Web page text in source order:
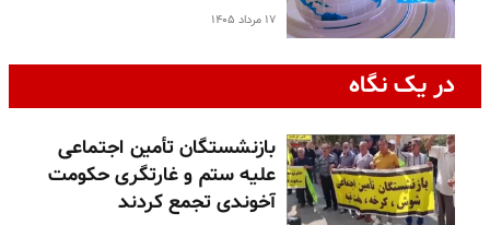
۱۷ مرداد ۱۴۰۵
در یک نگاه
بازنشستگان تأمین اجتماعی
علیه ستم و غارتگری حکومت
آخوندی تجمع کردند